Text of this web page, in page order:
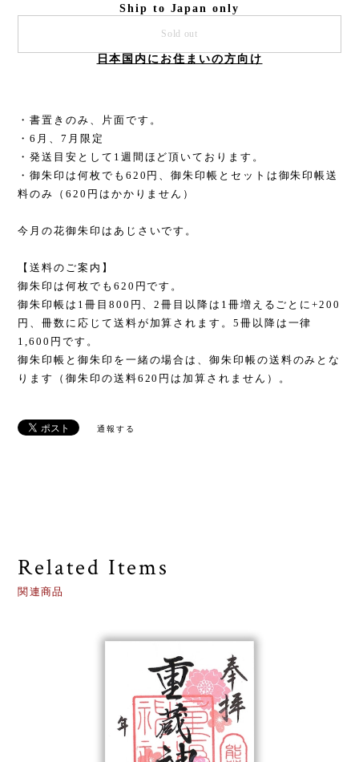
Ship to Japan only
Sold out
日本国内にお住まいの方向け
・書置きのみ、片面です。
・6月、7月限定
・発送目安として1週間ほど頂いております。
・御朱印は何枚でも620円、御朱印帳とセットは御朱印帳送
料のみ（620円はかかりません）
今月の花御朱印はあじさいです。
【送料のご案内】
御朱印は何枚でも620円です。
御朱印帳は1冊目800円、2冊目以降は1冊増えるごとに+200
円、冊数に応じて送料が加算されます。5冊以降は一律
1,600円です。
御朱印帳と御朱印を一緒の場合は、御朱印帳の送料のみとな
ります（御朱印の送料620円は加算されません）。
通報する
Related Items
関連商品